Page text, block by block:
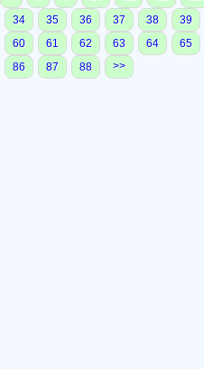
34 35 36 37 38
39
60 61 62 63 64
65
86 87 88 >>